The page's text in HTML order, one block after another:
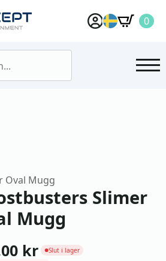
0
Oval Mugg
Slimer
Mugg
kr ●Slut i lager